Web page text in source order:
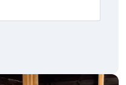
en de naastgelegen
bestand tegen zware